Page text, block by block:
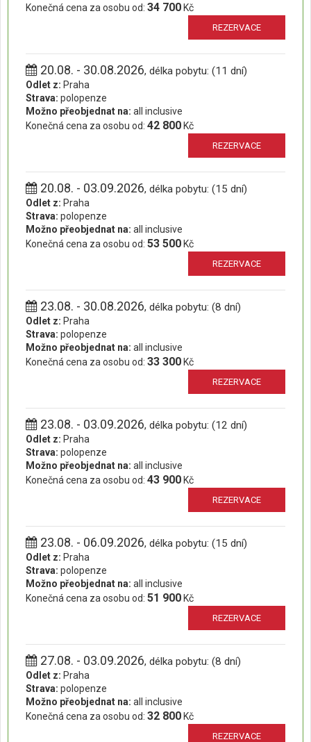
Konečná cena za osobu od: 34 700 Kč
REZERVACE
20.08. - 30.08.2026, délka pobytu: (11 dní)
Odlet z: Praha
Strava: polopenze
Možno přeobjednat na: all inclusive
Konečná cena za osobu od: 42 800 Kč
REZERVACE
20.08. - 03.09.2026, délka pobytu: (15 dní)
Odlet z: Praha
Strava: polopenze
Možno přeobjednat na: all inclusive
Konečná cena za osobu od: 53 500 Kč
REZERVACE
23.08. - 30.08.2026, délka pobytu: (8 dní)
Odlet z: Praha
Strava: polopenze
Možno přeobjednat na: all inclusive
Konečná cena za osobu od: 33 300 Kč
REZERVACE
23.08. - 03.09.2026, délka pobytu: (12 dní)
Odlet z: Praha
Strava: polopenze
Možno přeobjednat na: all inclusive
Konečná cena za osobu od: 43 900 Kč
REZERVACE
23.08. - 06.09.2026, délka pobytu: (15 dní)
Odlet z: Praha
Strava: polopenze
Možno přeobjednat na: all inclusive
Konečná cena za osobu od: 51 900 Kč
REZERVACE
27.08. - 03.09.2026, délka pobytu: (8 dní)
Odlet z: Praha
Strava: polopenze
Možno přeobjednat na: all inclusive
Konečná cena za osobu od: 32 800 Kč
REZERVACE